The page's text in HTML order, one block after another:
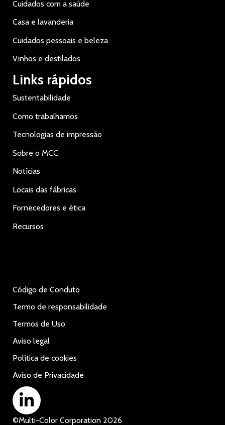
Cuidados com a saúde
Casa e lavanderia
Cuidados pessoais e beleza
Vinhos e destilados
Links rápidos
Sustentabilidade
Como trabalhamos
Tecnologias de impressão
Sobre o MCC
Notícias
Locais das fábricas
Fornecedores e ética
Recursos
©Multi-Color Corporation 2026
Código de Conduto
Termo de responsabilidade
Termos de Uso
Aviso legal
Política de cookies
Aviso de Privacidade